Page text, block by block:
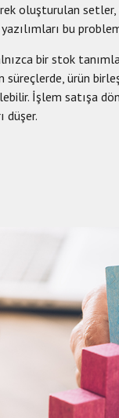
oluşturulan setler,
bu
bir stok
ürün
İşlem satışa
düşer.